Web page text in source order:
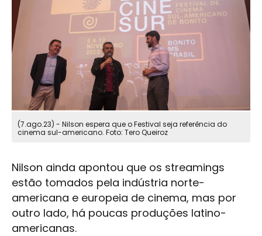
(7.ago.23) - Nilson espera que o Festival seja referência do
cinema sul-americano. Foto: Tero Queiroz
Nilson ainda apontou que os streamings
estão tomados pela indústria norte-
americana e europeia de cinema, mas por
outro lado, há poucas produções latino-
americanas.